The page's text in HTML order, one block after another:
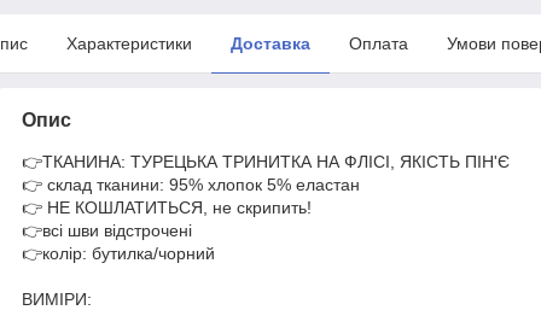
Характеристики Доставка Оплата Умови
Опис
👉ТКАНИНА: ТУРЕЦЬКА ТРИНИТКА НА ФЛІСІ, ЯКІСТЬ ПІН'Є
👉 склад тканини: 95% хлопок 5% еластан
👉 НЕ КОШЛАТИТЬСЯ, не скрипить!
👉всі шви відстрочені
👉колір: бутилка/чорний
ВИМІРИ: